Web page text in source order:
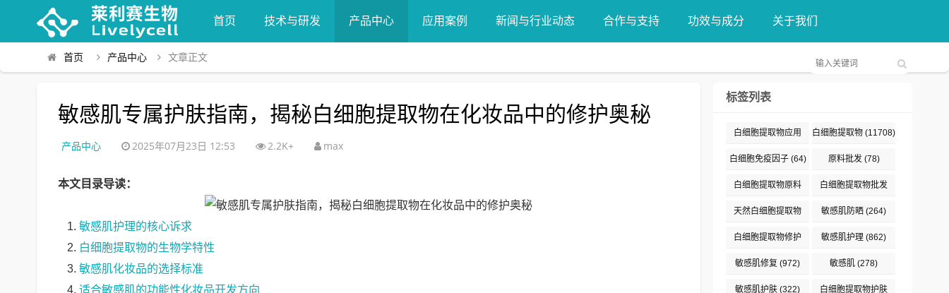
首页 技术与研发 产品中心 应用案例 新闻与行业动态 合作与支持 功效与成分 关于我们
首页 产品中心 文章正文
敏感肌专属护肤指南，揭秘白细胞提取物在化妆品中的修护奥秘
产品中心 2025年07月23日 12:53 2.2K+ max
本文目录导读：
敏感肌护理的核心诉求
白细胞提取物的生物学特性
敏感肌化妆品的选择标准
适合敏感肌的功能性化妆品开发方向
标签列表
白细胞提取物应用
(376)
白细胞提取物 (11708)
白细胞免疫因子(64) 原料批发(78)
白细胞提取物原料
(132)
白细胞提取物批发
(89)
天然白细胞提取物
(187)
敏感肌防晒 (264)
白细胞提取物修护
(191)
敏感肌护理 (862)
敏感肌修复 (972) 敏感肌 (278)
敏感肌护肤 (322) 白细胞提取物护肤